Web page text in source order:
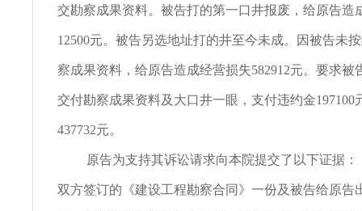
交勘察成果资料。被告打的第一口井报废，给原告造
12500元。被告另选地址打的井至今未成。因被告未
察成果资料，给原告造成经营损失582912元。要求被
交付勘察成果资料及大口井一眼，支付违约金197100
437732元。
原告为支持其诉讼请求向本院提交了以下证据：
双方签订的《建设工程勘察合同》一份及被告给原告